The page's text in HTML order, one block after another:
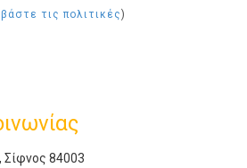
τις πολιτικές)
84003